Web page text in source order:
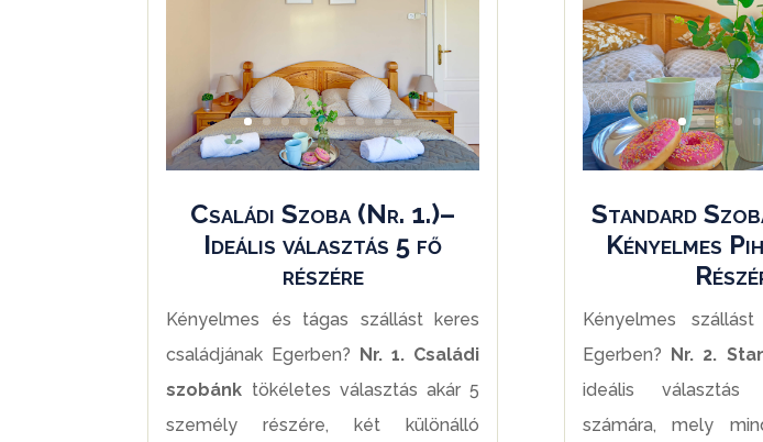
Családi Szoba (Nr. 1.)–
Ideális választás 5 fő
részére
Kényelmes és tágas szállást keres
családjának Egerben?
Nr. 1. Családi
szobánk tökéletes választás akár 5
személy részére, két különálló
Standard
Kényelmes
Kényelmes
Egerben?
Nr. 2.
ideális
számára, mely